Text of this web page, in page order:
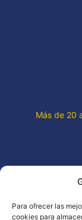
Para ofrecer las
cookies para
Más de 20